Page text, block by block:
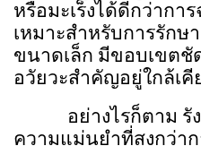
หรือมะเร็งได้ดีกว่ากา
เหมาะสำหรับการรักษ
ขนาดเล็ก มีขอบเขตชั
อวัยวะสำคัญอยู่ใกล้เคี
อย่างไรก็ตาม รั
ความแม่นยำที่สูงกว่า